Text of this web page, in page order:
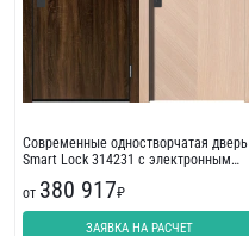
Современные одностворчатая дверь
Smart Lock 314231 с электронным
от 380 917₽
ЗАЯВКА НА РАСЧЕТ